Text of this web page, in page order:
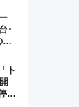
ン
･
ビ
ツ
ト